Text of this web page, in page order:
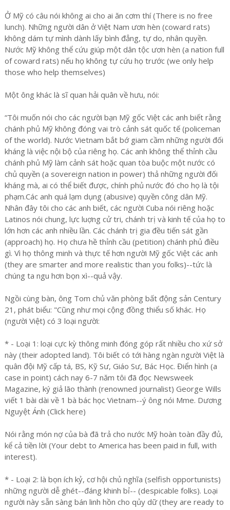
Ở Mỹ có câu nói không ai cho ai ăn cơm thí (There is no free
lunch). Những người dân ở Việt Nam ươn hèn (coward rats)
không dám tự mình dành lấy bình đẳng, tự do, nhân quyền.
Nước Mỹ không thể cứu giúp một dân tộc ươn hèn (a nation full
of coward rats) nếu họ không tự cứu họ trước (we only help
those who help themselves)
Một ông khác là sĩ quan hải quân về hưu, nói:
“Tôi muốn nói cho các người bạn Mỹ gốc Việt các anh biết rằng
chánh phủ Mỹ không đóng vai trò cảnh sát quốc tế (policeman
of the world). Nước Vietnam bắt bớ giam cầm những người đối
kháng là việc nội bộ của riêng họ. Các anh không thể thỉnh cầu
chánh phủ Mỹ làm cảnh sát hoặc quan tòa buộc một nước có
chủ quyền (a sovereign nation in power) thả những người đối
kháng mà, ai có thể biết được, chính phủ nước đó cho họ là tội
phạm.Các anh quá lạm dụng (abusive) quyền công dân Mỹ.
Nhân đây tôi cho các anh biết, các người Cuba nói riêng hoặc
Latinos nói chung, lực luợng cử tri, chánh trị và kinh tế của họ to
lớn hơn các anh nhiều lần. Các chánh trị gia đều tiến sát gần
(approach) họ. Họ chưa hề thỉnh cầu (petition) chánh phủ điều
gì. Vì họ thông minh và thực tế hơn người Mỹ gốc Việt các anh
(they are smarter and more realistic than you folks)--tức là
chúng ta ngu hơn bọn xì--quả vậy.
Ngồi cùng bàn, ông Tom chủ văn phòng bất động sản Century
21, phát biểu: "Cũng như mọi cộng đồng thiểu số khác. Họ
(người Việt) có 3 loại người:
* - Loại 1: loại cực kỳ thông minh đóng góp rất nhiều cho xứ sở
này (their adopted land). Tôi biết có tới hàng ngàn người Việt là
quân đội Mỹ cấp tá, BS, Kỹ Sư, Giáo Sư, Bác Học. Điển hình (a
case in point) cách nay 6-7 năm tôi đã đọc Newsweek
Magazine, ký giả lão thành (renowned journalist) George Wills
viết 1 bài dài về 1 bà bác học Vietnam--ý ông nói Mme. Dương
Nguyệt Ánh (Click here)
Nói rằng món nợ của bà đã trả cho nước Mỹ hoàn toàn đầy đủ,
kể cả tiền lời (Your debt to America has been paid in full, with
interest).
* - Loại 2: là bọn ích kỷ, cơ hội chủ nghĩa (selfish opportunists)
những người dễ ghét--đáng khinh bỉ-- (despicable folks). Loại
người này sẵn sàng bán linh hồn cho qủy dữ (they are ready to